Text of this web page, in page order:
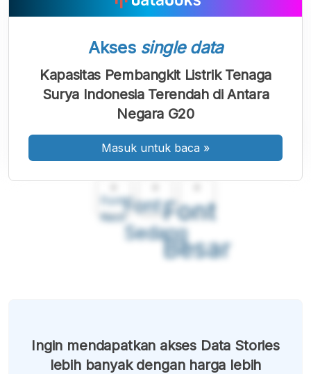
Font
Kecil
Font
Sedang
Font
Besar
Akses single data
Kapasitas Pembangkit Listrik Tenaga
Surya Indonesia Terendah di Antara
Negara G20
Masuk untuk baca »
Ingin mendapatkan akses Data Stories
lebih banyak dengan harga lebih